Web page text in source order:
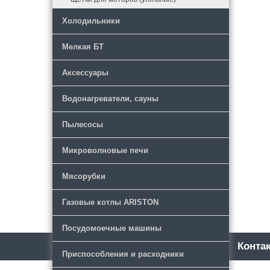
Холодильники
Мелкая БТ
Аксессуары
Водонагреватели, сауны
Пылесосы
Микроволновые печи
Мясорубки
Газовые котлы ARISTON
Посудомоечные машины
Приспособления и расходники